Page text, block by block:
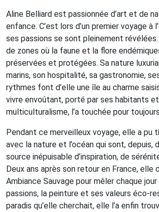
Aline Belliard est passionnée d’art et de
enfance. C’est lors d’un premier voyage à
ses passions se sont pleinement
de zones où la faune et la flore
préservées et protégées. Sa nature
marins, son hospitalité, sa gastronomie,
rythmes font d’elle une île au charme
vivre envoûtant, porté par ses habitants
multiculturalisme, l’a touchée pour
Pendant ce merveilleux voyage, elle a pu
avec la nature et l’océan qui sont, depuis,
source inépuisable d’inspiration, de
Deux ans après son retour en France, elle
Ambiance Sauvage pour mêler chaque
passions, la peinture et ses valeurs éco-
paradis qu’elle cherchait, elle l’a enfin